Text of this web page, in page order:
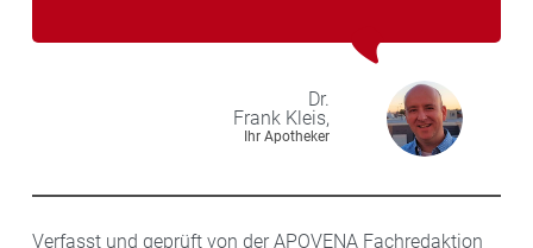
Dr.
Frank Kleis,
Ihr Apotheker
Verfasst und geprüft von der APOVENA Fachredaktion